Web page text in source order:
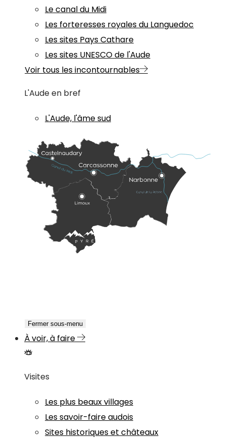
Le canal du Midi
Les forteresses royales du Languedoc
Les sites Pays Cathare
Les sites UNESCO de l'Aude
Voir tous les incontournables
L'Aude en bref
L'Aude, l'âme sud
Fermer sous-menu
À voir, à faire
Visites
Les plus beaux villages
Les savoir-faire audois
Sites historiques et châteaux